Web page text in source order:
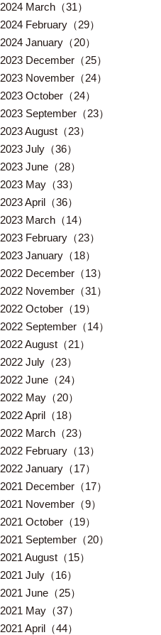
2024 March（31）
2024 February（29）
2024 January（20）
2023 December（25）
2023 November（24）
2023 October（24）
2023 September（23）
2023 August（23）
2023 July（36）
2023 June（28）
2023 May（33）
2023 April（36）
2023 March（14）
2023 February（23）
2023 January（18）
2022 December（13）
2022 November（31）
2022 October（19）
2022 September（14）
2022 August（21）
2022 July（23）
2022 June（24）
2022 May（20）
2022 April（18）
2022 March（23）
2022 February（13）
2022 January（17）
2021 December（17）
2021 November（9）
2021 October（19）
2021 September（20）
2021 August（15）
2021 July（16）
2021 June（25）
2021 May（37）
2021 April（44）